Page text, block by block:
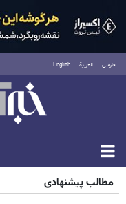
فارسی العربية English
شنبه ۱۷ مرداد ۱۴۰۵
مطالب پیشنهادی